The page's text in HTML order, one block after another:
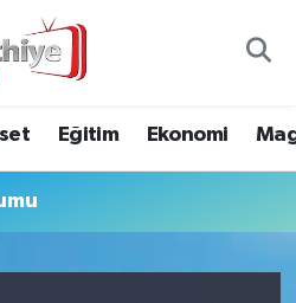
Eğitim Ekonomi
Haritası